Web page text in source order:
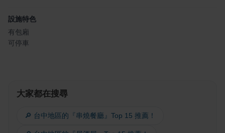
設施特色
有包廂
可停車
大家都在搜尋
🔎 台中地區的『串燒餐廳』Top 15 推薦！